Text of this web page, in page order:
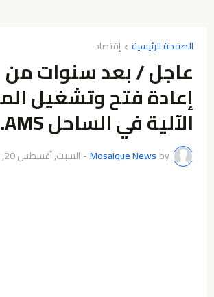
الصفحة الرئيسية إقتصاد
عاجل / بعد سنوات من
إعادة فتح وتشغيل
الآلية في الساحل AMS. (صور)
by
Mosaique News
- السبت, أغسطس 20, 2022